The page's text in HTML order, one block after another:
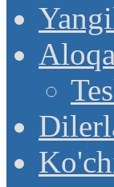
Aloqa